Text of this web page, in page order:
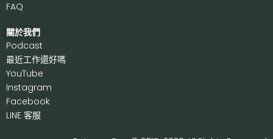
FAQ
關於我們
Podcast
最近工作還好嗎
YouTube
Instagram
Facebook
LINE 客服